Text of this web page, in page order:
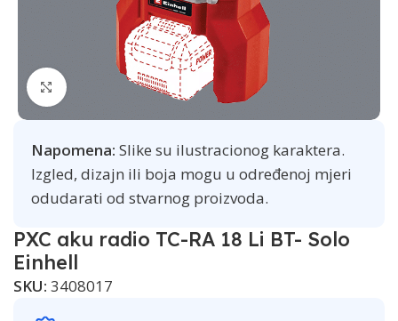
Click to enlarge
Napomena: Slike su ilustracionog karaktera.
Izgled, dizajn ili boja mogu u određenoj mjeri
odudarati od stvarnog proizvoda.
PXC aku radio TC-RA 18 Li BT- Solo
Einhell
SKU: 3408017